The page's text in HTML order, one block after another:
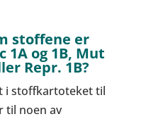
stoffene er
1A og 1B, Mut
Repr. 1B?
i stoffkartoteket til
til noen av